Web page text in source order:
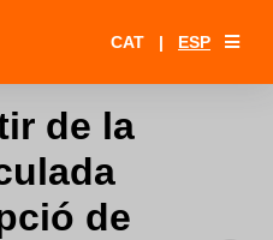
CAT | ESP
de la
de